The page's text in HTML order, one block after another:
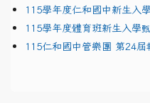
115學年度仁和國中新生入
115學年度體育班新生入學
115仁和國中管樂團 第24屆